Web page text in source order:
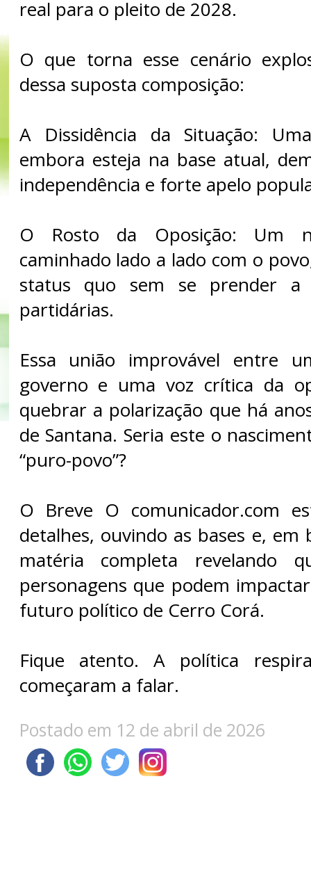
real para o pleito de 2028.
​O que torna esse cenário
dessa suposta composição:
​A Dissidência da Situação:
embora esteja na base atual,
independência e forte apelo
​O Rosto da Oposição: Um
caminhado lado a lado com o
status quo sem se prender a
partidárias.
​Essa união improvável entre
governo e uma voz crítica da
quebrar a polarização que há
de Santana. Seria este o
“puro-povo”?
​O Breve O comunicador.com
detalhes, ouvindo as bases e,
matéria completa revelando
personagens que podem
futuro político de Cerro Corá.
​Fique atento. A política
começaram a falar.
Postado em 12 de abril de 2026